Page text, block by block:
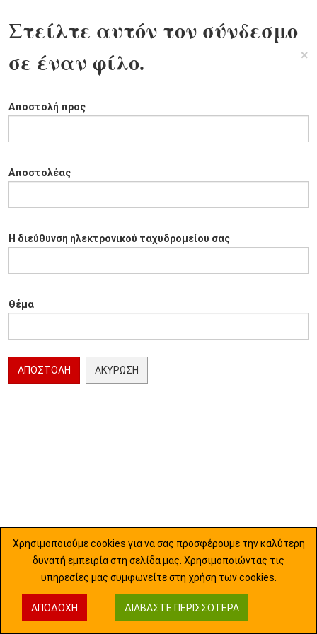
Στείλτε αυτόν τον σύνδεσμο
σε έναν φίλο.
×
Αποστολή προς
Αποστολέας
Η διεύθυνση ηλεκτρονικού ταχυδρομείου σας
Θέμα
ΑΠΟΣΤΟΛΉ ΑΚΎΡΩΣΗ
Χρησιμοποιούμε cookies για να σας προσφέρουμε την καλύτερη
δυνατή εμπειρία στη σελίδα μας. Χρησιμοποιώντας τις
υπηρεσίες μας συμφωνείτε στη χρήση των cookies.
ΑΠΟΔΟΧΉ ΔΙΑΒΆΣΤΕ ΠΕΡΙΣΣΌΤΕΡΑ